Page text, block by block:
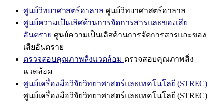
ศูนย์วิทยาศาสตร์ฮาลาล ศูนย์วิทยาศาสตร์ฮาลาล
ศูนย์ความเป็นเลิศด้านการจัดการสารและของเสีย
อันตราย ศูนย์ความเป็นเลิศด้านการจัดการสารและของ
เสียอันตราย
ตรวจสอบคุณภาพสิ่งแวดล้อม ตรวจสอบคุณภาพสิ่ง
แวดล้อม
ศูนย์เครื่องมือวิจัยวิทยาศาสตร์และเทคโนโลยี (STREC)
ศูนย์เครื่องมือวิจัยวิทยาศาสตร์และเทคโนโลยี (STREC)